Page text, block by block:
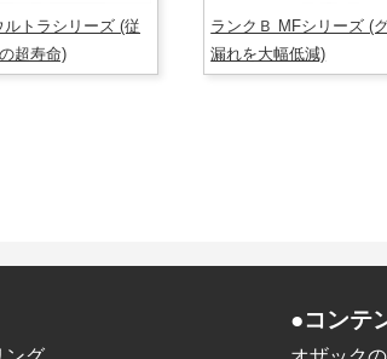
トラシリーズ (従
超寿命)
ランクＢ MFシリーズ (
漏れを大幅低減)
●コンテ